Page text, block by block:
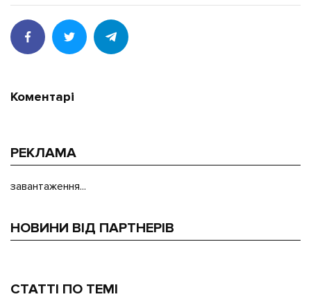
Коментарі
РЕКЛАМА
завантаження...
НОВИНИ ВІД ПАРТНЕРІВ
СТАТТІ ПО ТЕМІ